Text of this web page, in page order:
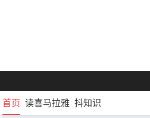
首页 读喜马拉雅 抖知识